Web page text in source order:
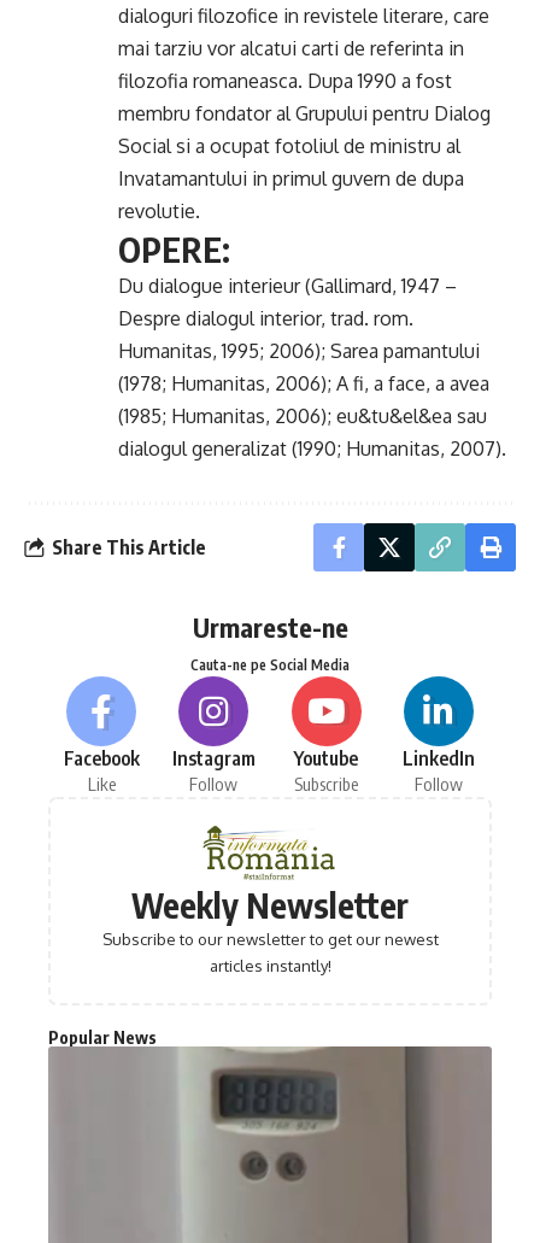
dialoguri filozofice in revistele literare, care
mai tarziu vor alcatui carti de referinta in
filozofia romaneasca. Dupa 1990 a fost
membru fondator al Grupului pentru Dialog
Social si a ocupat fotoliul de ministru al
Invatamantului in primul guvern de dupa
revolutie.
OPERE:
Du dialogue interieur (Gallimard, 1947 –
Despre dialogul interior, trad. rom.
Humanitas, 1995; 2006); Sarea pamantului
(1978; Humanitas, 2006); A fi, a face, a avea
(1985; Humanitas, 2006); eu&tu&el&ea sau
dialogul generalizat (1990; Humanitas, 2007).
Share This Article
Urmareste-ne
Cauta-ne pe Social Media
Facebook
Like
Instagram
Follow
Youtube
Subscribe
LinkedIn
Follow
Weekly Newsletter
Subscribe to our newsletter to get our newest
articles instantly!
Popular News